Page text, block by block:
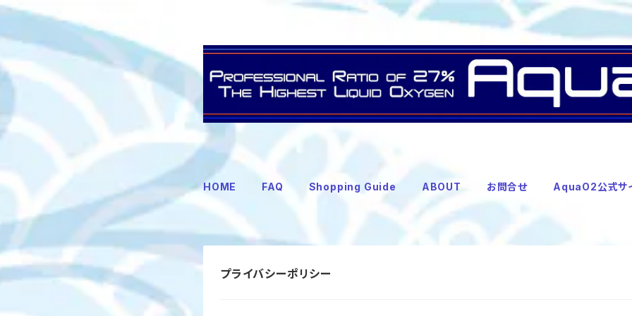
HOME FAQ Shopping Guide ABOUT お問合せ AquaO2公式サ
プライバシーポリシー